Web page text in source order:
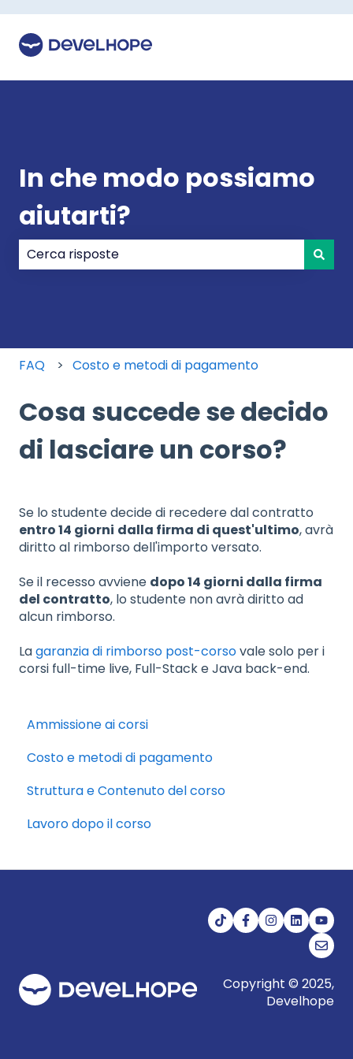
In che modo possiamo
aiutarti?
FAQ Costo e metodi di pagamento
Cosa succede se decido
di lasciare un corso?
Se lo studente decide di recedere dal contratto
entro 14 giorni dalla firma di quest'ultimo, avrà
diritto al rimborso dell'importo versato.
Se il recesso avviene dopo 14 giorni dalla firma
del contratto, lo studente non avrà diritto ad
alcun rimborso.
Lagaranzia di rimborso post-corsovale solo per i
corsi full-time live, Full-Stack e Java back-end.
Ammissione ai corsi
Costo e metodi di pagamento
Struttura e Contenuto del corso
Lavoro dopo il corso
Copyright © 2025,
Develhope